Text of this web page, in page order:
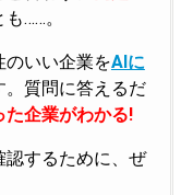
……。
のいい企業をAIに
質問に答えるだ
企業がわかる!
認するために、ぜ